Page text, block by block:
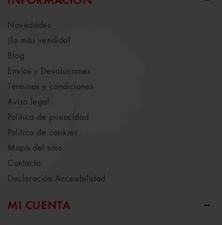
Novedades
¡Lo más vendido!
Blog
Envíos y Devoluciones
Términos y condiciones
Aviso legal
Política de privacidad
Política de cookies
Mapa del sitio
Contacto
Declaración Accesibilidad
MI CUENTA